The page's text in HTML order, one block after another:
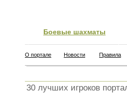
Боевые шахматы
О портале Новости Правила
30 лучших игроков